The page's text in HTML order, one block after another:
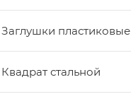
Заглушки пластиковые
Квадрат стальной